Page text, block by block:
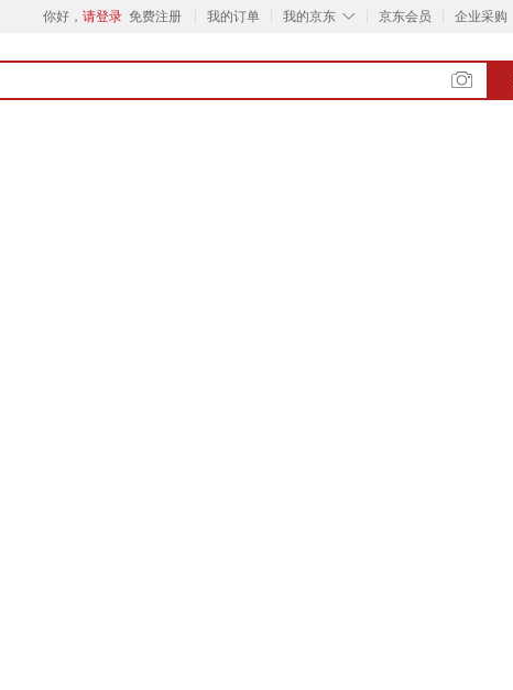
你好， 请登录 免费注册 我的订单 ◇
我的京东 京东会员 企业采购